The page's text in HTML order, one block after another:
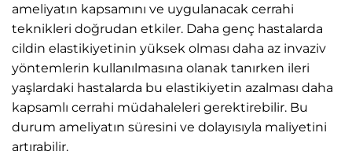
ameliyatın kapsamını ve uygulanacak cerrahi
teknikleri doğrudan etkiler. Daha genç hastalarda
cildin elastikiyetinin yüksek olması daha az invaziv
yöntemlerin kullanılmasına olanak tanırken ileri
yaşlardaki hastalarda bu elastikiyetin azalması daha
kapsamlı cerrahi müdahaleleri gerektirebilir. Bu
durum ameliyatın süresini ve dolayısıyla maliyetini
artırabilir.